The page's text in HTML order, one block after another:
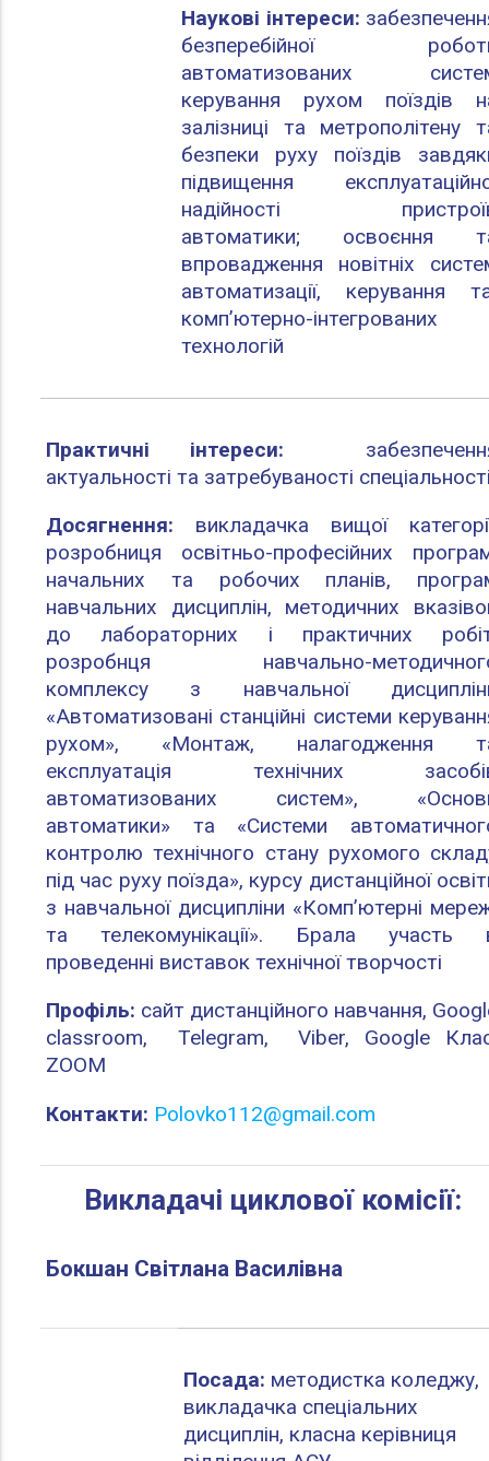
Наукові інтереси:
безперебійної
автоматизованих
керування рухом поїздів
залізниці та метрополітену
безпеки руху поїздів
підвищення
надійності
автоматики; освоєння
впровадження новітніх
автоматизації, керування
комп’ютерно-інтегрованих
технологій
Практичні інтереси:
актуальності та затребуваності
Досягнення: викладачка вищої
розробниця освітньо-професійних
начальних та робочих планів,
навчальних дисциплін, методичних
до лабораторних і практичних
розробнця навчально-
комплексу з навчальної
«Автоматизовані станційні системи
рухом», «Монтаж, налагодження
експлуатація технічних
автоматизованих систем»,
автоматики» та «Системи
контролю технічного стану рухомого
під час руху поїзда», курсу дистанційної
з навчальної дисципліни «Комп’ютерні
та телекомунікації». Брала участь
проведенні виставок технічної творчості
Профіль: сайт дистанційного навчання,
classroom, Telegram, Viber, Google
ZOOM
Контакти: Polovko112@gmail.com
Викладачі циклової комісії:
Бокшан Світлана Василівна
Посада: методистка коледжу,
викладачка спеціальних
дисциплін, класна керівниця